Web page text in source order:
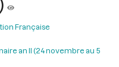
Française
an II (24 novembre au 5